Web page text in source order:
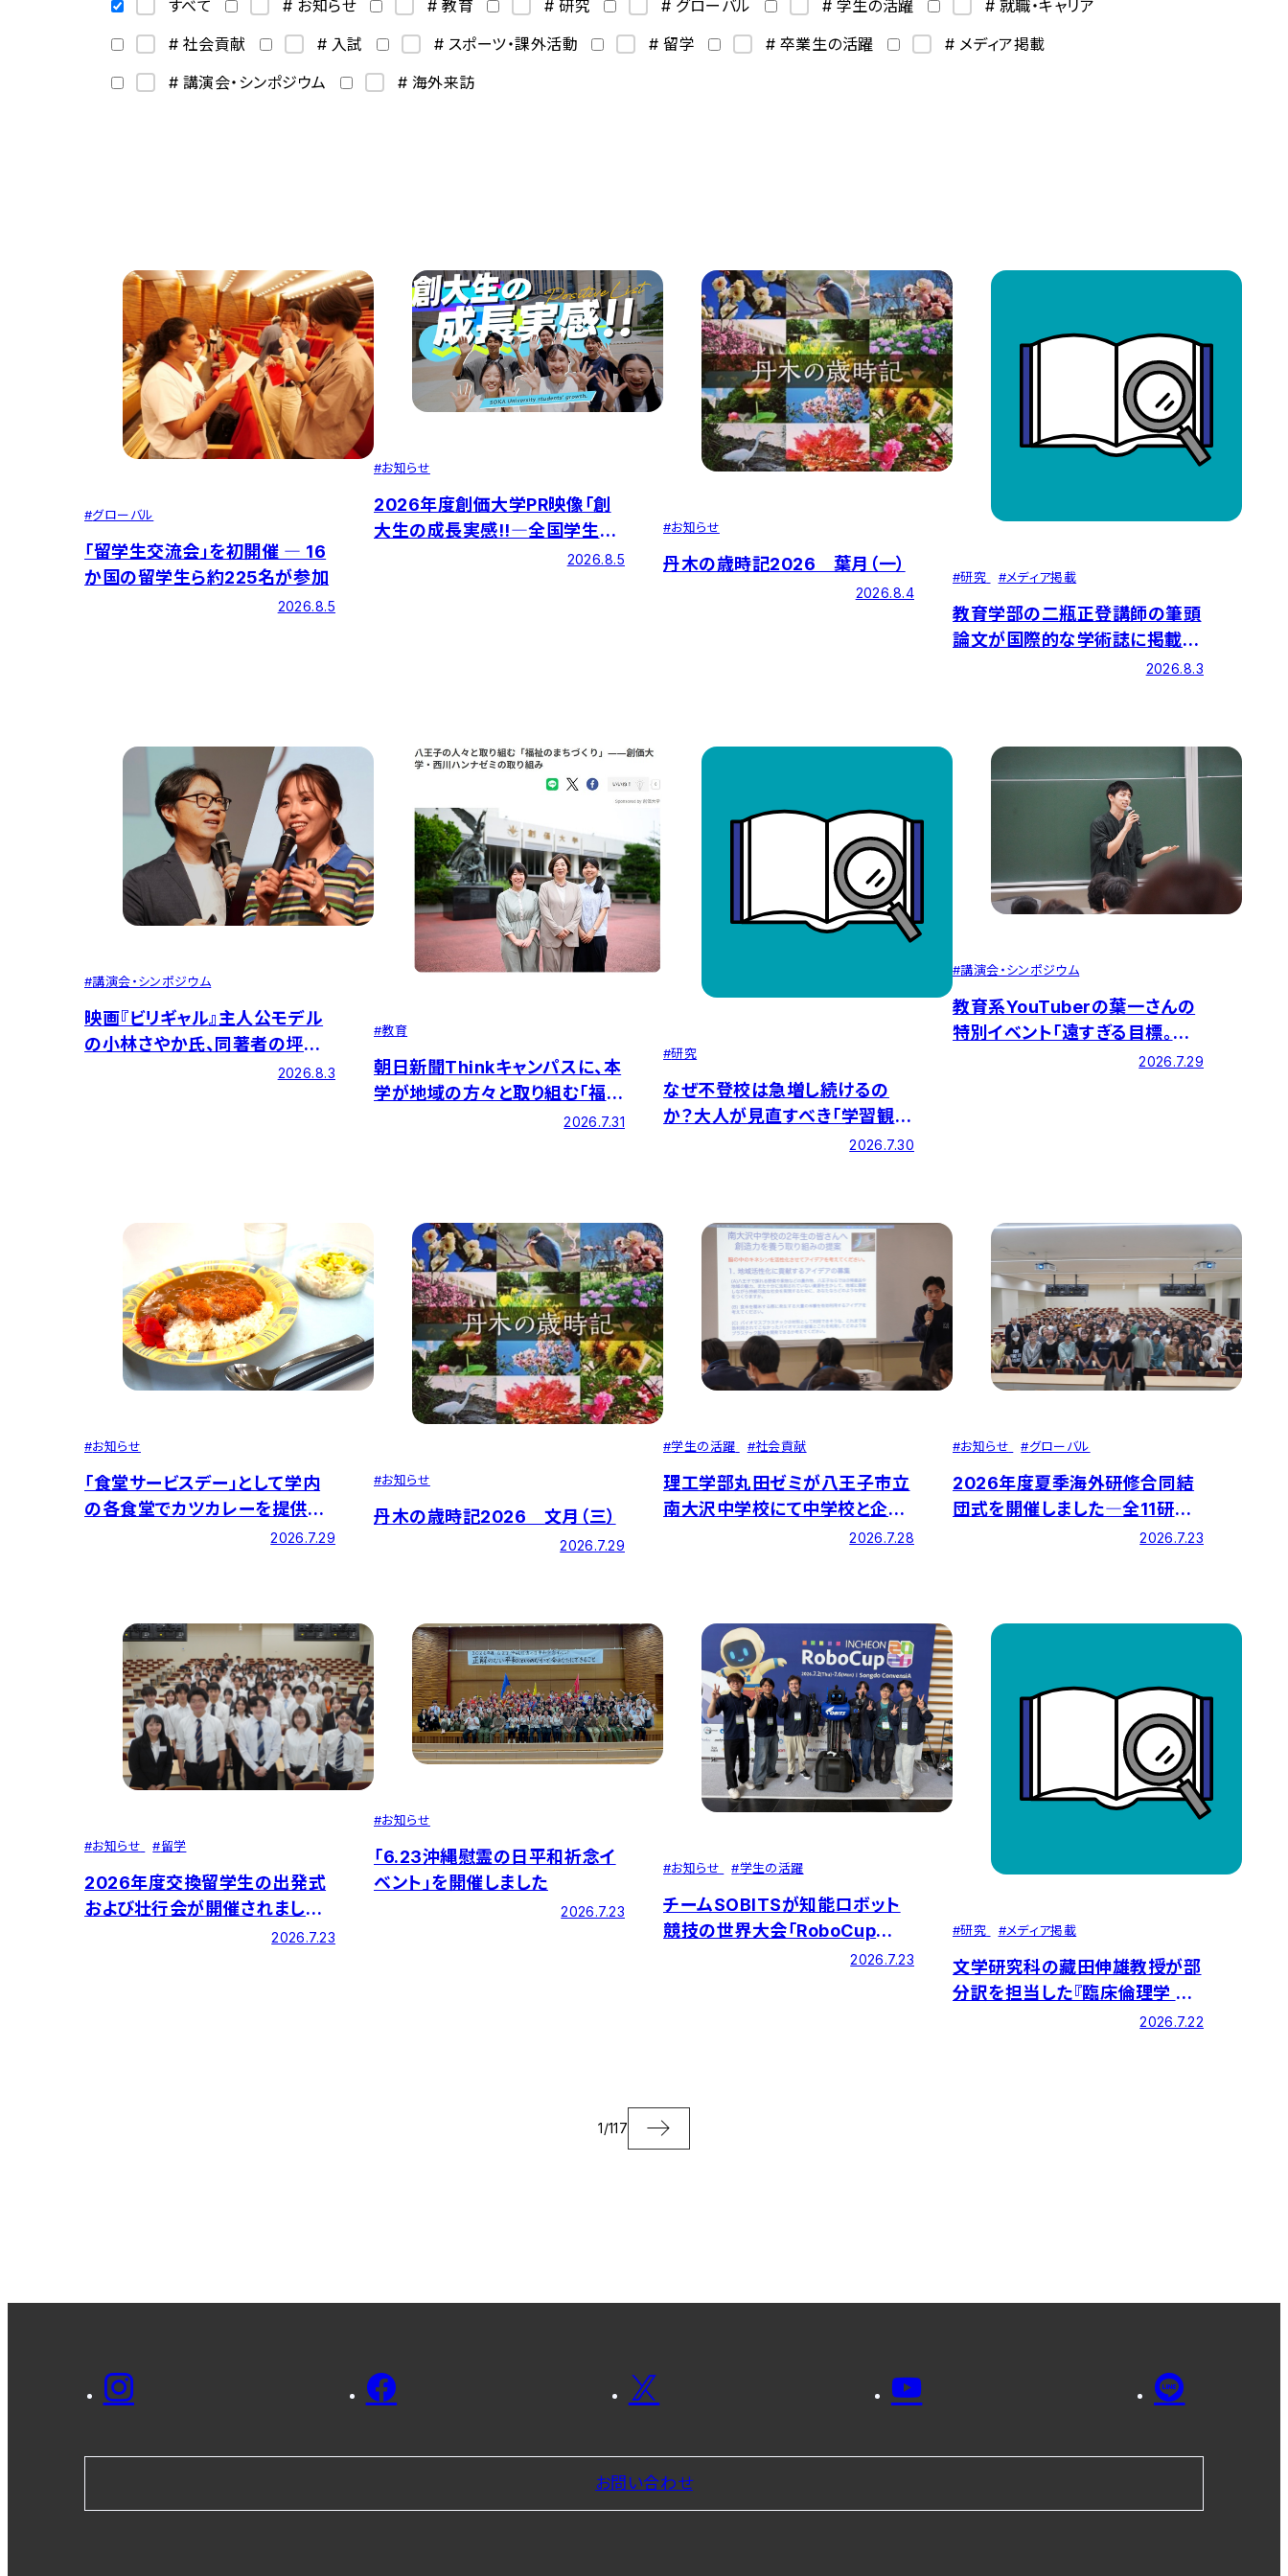
すべて # お知らせ # 教育 # 研究 # グローバル # 学生の活躍
# 就職・キャリア
# 社会貢献
# 入試 # スポーツ・課外活動 # 留学 # 卒業生の活躍
# メディア掲載
# 講演会・シンポジウム
# 海外来訪
#グローバル
「留学生交流会」を初開催 ― 16
か国の留学生ら約225名が参加
2026.8.5
#お知らせ
2026年度創価大学PR映像「創
大生の成長実感!!―全国学生調
査ポジティブリストでトップクラ
2026.8.5
#お知らせ
丹木の歳時記2026 葉月（一）
2026.8.4
#研究 #メディア掲載
教育学部の二瓶正登講師の筆頭
論文が国際的な学術誌に掲載さ
2026.8.3
#講演会・シンポジウム
映画『ビリギャル』主人公モデル
の小林さやか氏、同著者の坪田
信貴氏による特別イベントを開
2026.8.3
#教育
朝日新聞Thinkキャンパスに、本
学が地域の方々と取り組む「福祉
のまちづくり」の紹介記事が掲載
2026.7.31
#研究
なぜ不登校は急増し続けるの
か？大人が見直すべき「学習観」
と子どもの自己受容感を育む「言
2026.7.30
#講演会・シンポジウム
教育系YouTuberの葉一さんの
特別イベント「遠すぎる目標。そ
れでも私はこう戦った」を開催し
2026.7.29
#お知らせ
「食堂サービスデー」として学内
の各食堂でカツカレーを提供し
2026.7.29
#お知らせ
丹木の歳時記2026 文月（三）
2026.7.29
#学生の活躍 #社会貢献
理工学部丸田ゼミが八王子市立
南大沢中学校にて中学校と企業
を繋ぐ「特別講義」を実施しまし
2026.7.28
#お知らせ #グローバル
2026年度夏季海外研修合同結
団式を開催しました―全11研修
2026.7.23
#お知らせ #留学
2026年度交換留学生の出発式
および壮行会が開催されました
2026.7.23
#お知らせ
「6.23沖縄慰霊の日平和祈念イ
ベント」を開催しました
2026.7.23
#お知らせ #学生の活躍
チームSOBITSが知能ロボット
競技の世界大会「RoboCup
2026」に出場！総合成績13位、
2026.7.23
#研究 #メディア掲載
文学研究科の藏田伸雄教授が部
分訳を担当した『臨床倫理学 第
2026.7.22
1/117
お問い合わせ